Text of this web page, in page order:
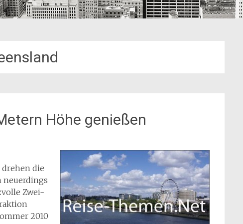
Höhe genießen
die
neuerdings
Zwei-
2010